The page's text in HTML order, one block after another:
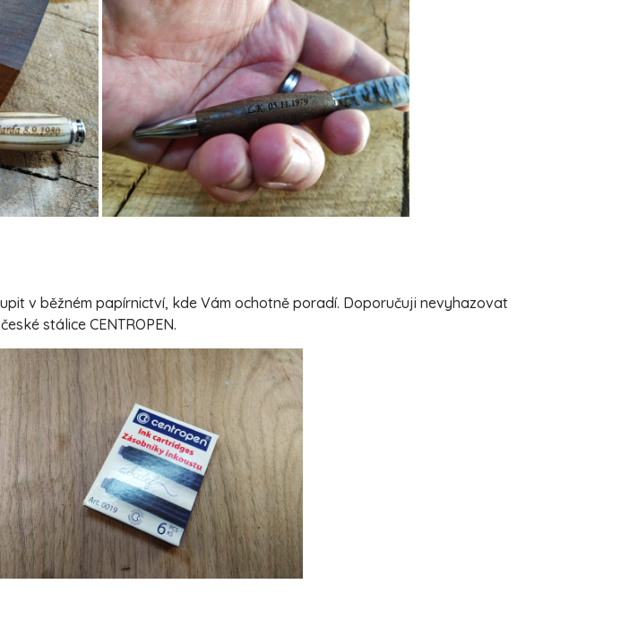
v běžném papírnictví, kde Vám ochotně poradí. Doporučuji nevyhazovat
stálice CENTROPEN.